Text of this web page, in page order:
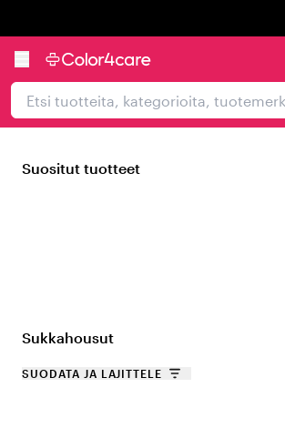
Suositut tuotteet
Sukkahousut
SUODATA JA LAJITTELE